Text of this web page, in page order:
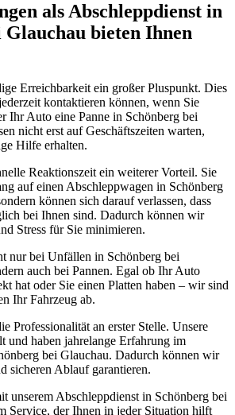
als Abschleppdienst in
Glauchau bieten Ihnen
Erreichbarkeit ein großer Pluspunkt. Dies
kontaktieren können, wenn Sie
Ihr Auto eine Panne in Schönberg bei
nicht erst auf Geschäftszeiten warten,
Hilfe erhalten.
Reaktionszeit ein weiterer Vorteil. Sie
auf einen Abschleppwagen in Schönberg
können sich darauf verlassen, dass
bei Ihnen sind. Dadurch können wir
Stress für Sie minimieren.
nur bei Unfällen in Schönberg bei
auch bei Pannen. Egal ob Ihr Auto
hat oder Sie einen Platten haben – wir sind
Ihr Fahrzeug ab.
Professionalität an erster Stelle. Unsere
und haben jahrelange Erfahrung im
bei Glauchau. Dadurch können wir
sicheren Ablauf garantieren.
unserem Abschleppdienst in Schönberg bei
Service, der Ihnen in jeder Situation hilft